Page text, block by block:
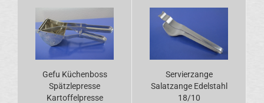
Gefu Küchenboss
Spätzlepresse
Kartoffelpresse
Servierzange
Salatzange Edelstahl
18/10